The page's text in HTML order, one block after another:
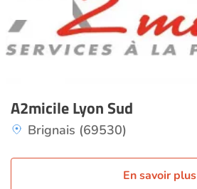
A2micile Lyon Sud
Brignais (69530)
En savoir plus